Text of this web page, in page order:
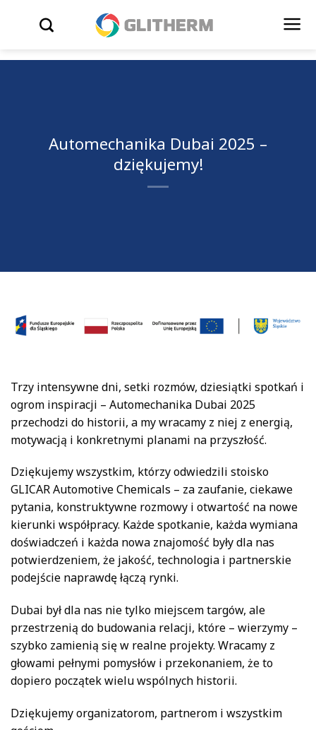
WYSZUKIWARKA
Automechanika Dubai 2025 –
dziękujemy!
Trzy intensywne dni, setki rozmów, dziesiątki spotkań i
ogrom inspiracji – Automechanika Dubai 2025
przechodzi do historii, a my wracamy z niej z energią,
motywacją i konkretnymi planami na przyszłość.
Dziękujemy wszystkim, którzy odwiedzili stoisko
GLICAR Automotive Chemicals – za zaufanie, ciekawe
pytania, konstruktywne rozmowy i otwartość na nowe
kierunki współpracy. Każde spotkanie, każda wymiana
doświadczeń i każda nowa znajomość były dla nas
potwierdzeniem, że jakość, technologia i partnerskie
podejście naprawdę łączą rynki.
Dubai był dla nas nie tylko miejscem targów, ale
przestrzenią do budowania relacji, które – wierzymy –
szybko zamienią się w realne projekty. Wracamy z
głowami pełnymi pomysłów i przekonaniem, że to
dopiero początek wielu wspólnych historii.
Dziękujemy organizatorom, partnerom i wszystkim